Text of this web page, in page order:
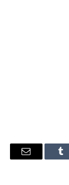
Tumblr
البريد